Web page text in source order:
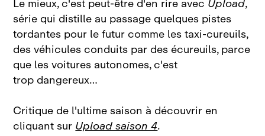
Le mieux, c'est peut‑être d'en rire avec Upload,
série qui distille au passage quelques pistes
tordantes pour le futur comme les taxi‑cureuils,
des véhicules conduits par des écureuils, parce
que les voitures autonomes, c'est
trop dangereux…
Critique de l'ultime saison à découvrir en
cliquant surUpload saison 4.